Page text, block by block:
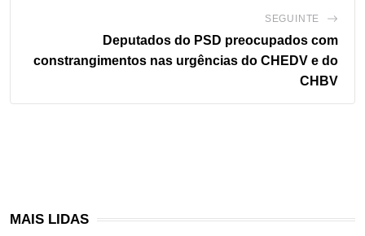
SEGUINTE
Deputados do PSD preocupados com
constrangimentos nas urgências do CHEDV e do
CHBV
MAIS LIDAS